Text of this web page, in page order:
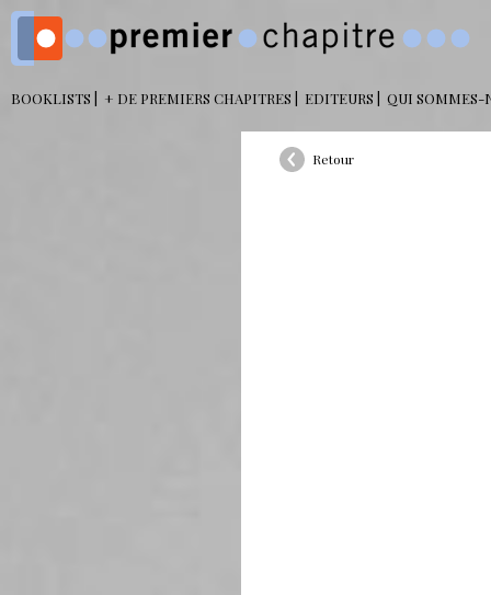
BOOKLISTS + DE PREMIERS CHAPITRES EDITEURS QUI SOMMES-
Retour